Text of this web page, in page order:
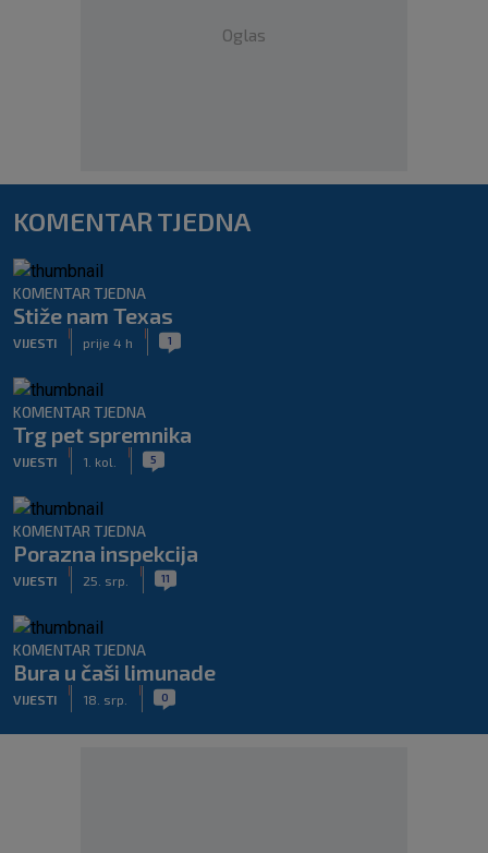
Oglas
KOMENTAR TJEDNA
KOMENTAR TJEDNA
Stiže nam Texas
VIJESTI prije 4 h 1
KOMENTAR TJEDNA
Trg pet spremnika
VIJESTI 1. kol. 5
KOMENTAR TJEDNA
Porazna inspekcija
VIJESTI 25. srp. 11
KOMENTAR TJEDNA
Bura u čaši limunade
VIJESTI 18. srp. 0